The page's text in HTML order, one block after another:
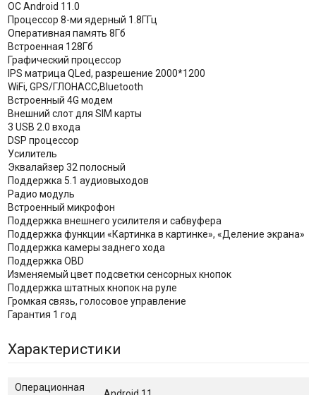
ОС Android 11.0
Процессор 8-ми ядерный 1.8ГГц
Оперативная память 8Гб
Встроенная 128Гб
Графический процессор
IPS матрица QLed, разрешение 2000*1200
WiFi, GPS/ГЛОНАСС,Bluetooth
Встроенный 4G модем
Внешний слот для SIM карты
3 USB 2.0 входа
DSP процессор
Усилитель
Эквалайзер 32 полосный
Поддержка 5.1 аудиовыходов
Радио модуль
Встроенный микрофон
Поддержка внешнего усилителя и сабвуфера
Поддержка функции «Картинка в картинке», «Деление экрана»
Поддержка камеры заднего хода
Поддержка OBD
Изменяемый цвет подсветки сенсорных кнопок
Поддержка штатных кнопок на руле
Громкая связь, голосовое управление
Гарантия 1 год
Характеристики
Операционная